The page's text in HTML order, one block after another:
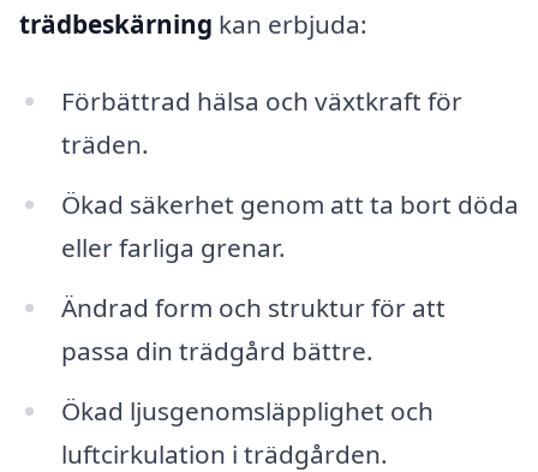
trädbeskärning kan erbjuda:
Förbättrad hälsa och växtkraft för
träden.
Ökad säkerhet genom att ta bort döda
eller farliga grenar.
Ändrad form och struktur för att
passa din trädgård bättre.
Ökad ljusgenomsläpplighet och
luftcirkulation i trädgården.